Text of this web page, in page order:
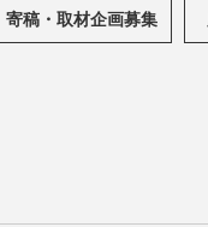
寄稿・取材企画募集